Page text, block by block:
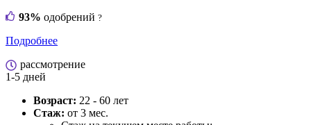
93% одобрений ?
Подробнее
рассмотрение
1-5 дней
Возраст: 22 - 60 лет
Стаж: от 3 мес.